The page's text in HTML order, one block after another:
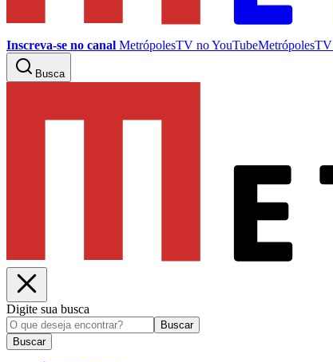
Inscreva-se no canal MetrópolesTV noYouTubeMetrópolesTV
Busca
Digite sua busca
Buscar
Buscar